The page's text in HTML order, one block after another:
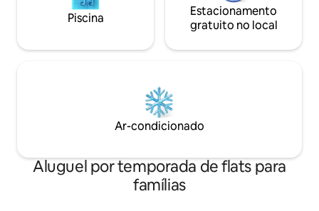
Piscina
Estacionamento
gratuito no local
Ar-condicionado
Aluguel por temporada de flats para
famílias